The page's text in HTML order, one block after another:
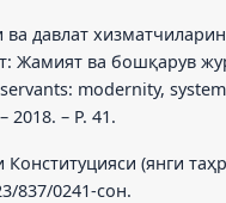
ва давлат
Жамият ва бошқарув
modernity,
2018. – P. 41.
Конституцияси (янги
837/0241-сон.